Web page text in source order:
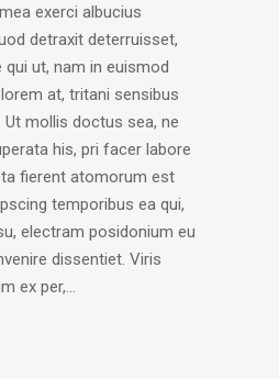
exerci albucius
detraxit deterruisset,
ut, nam in euismod
at, tritani sensibus
Ut mollis doctus sea, ne
his, pri facer labore
fierent atomorum est
temporibus ea qui,
electram posidonium eu
dissentiet. Viris
ex per,...